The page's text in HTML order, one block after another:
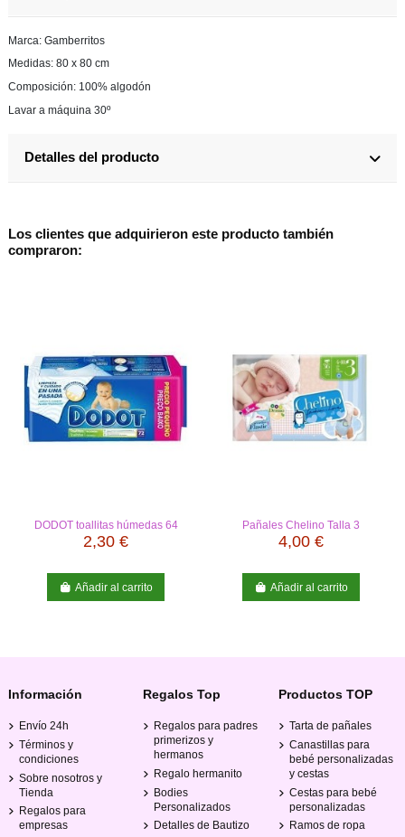
Marca: Gamberritos
Medidas: 80 x 80 cm
Composición: 100% algodón
Lavar a máquina 30º
Detalles del producto
Los clientes que adquirieron este producto también
compraron:
DODOT toallitas húmedas 64
unidades
2,30 €
Añadir al carrito
Pañales Chelino Talla 3
4,00 €
Añadir al carrito
Información
Envío 24h
Términos y
condiciones
Sobre nosotros y
Tienda
Regalos para
empresas
Regalos Top
Regalos para padres
primerizos y
hermanos
Regalo hermanito
Bodies
Personalizados
Detalles de Bautizo
Productos TOP
Tarta de pañales
Canastillas para
bebé personalizadas
y cestas
Cestas para bebé
personalizadas
Ramos de ropa